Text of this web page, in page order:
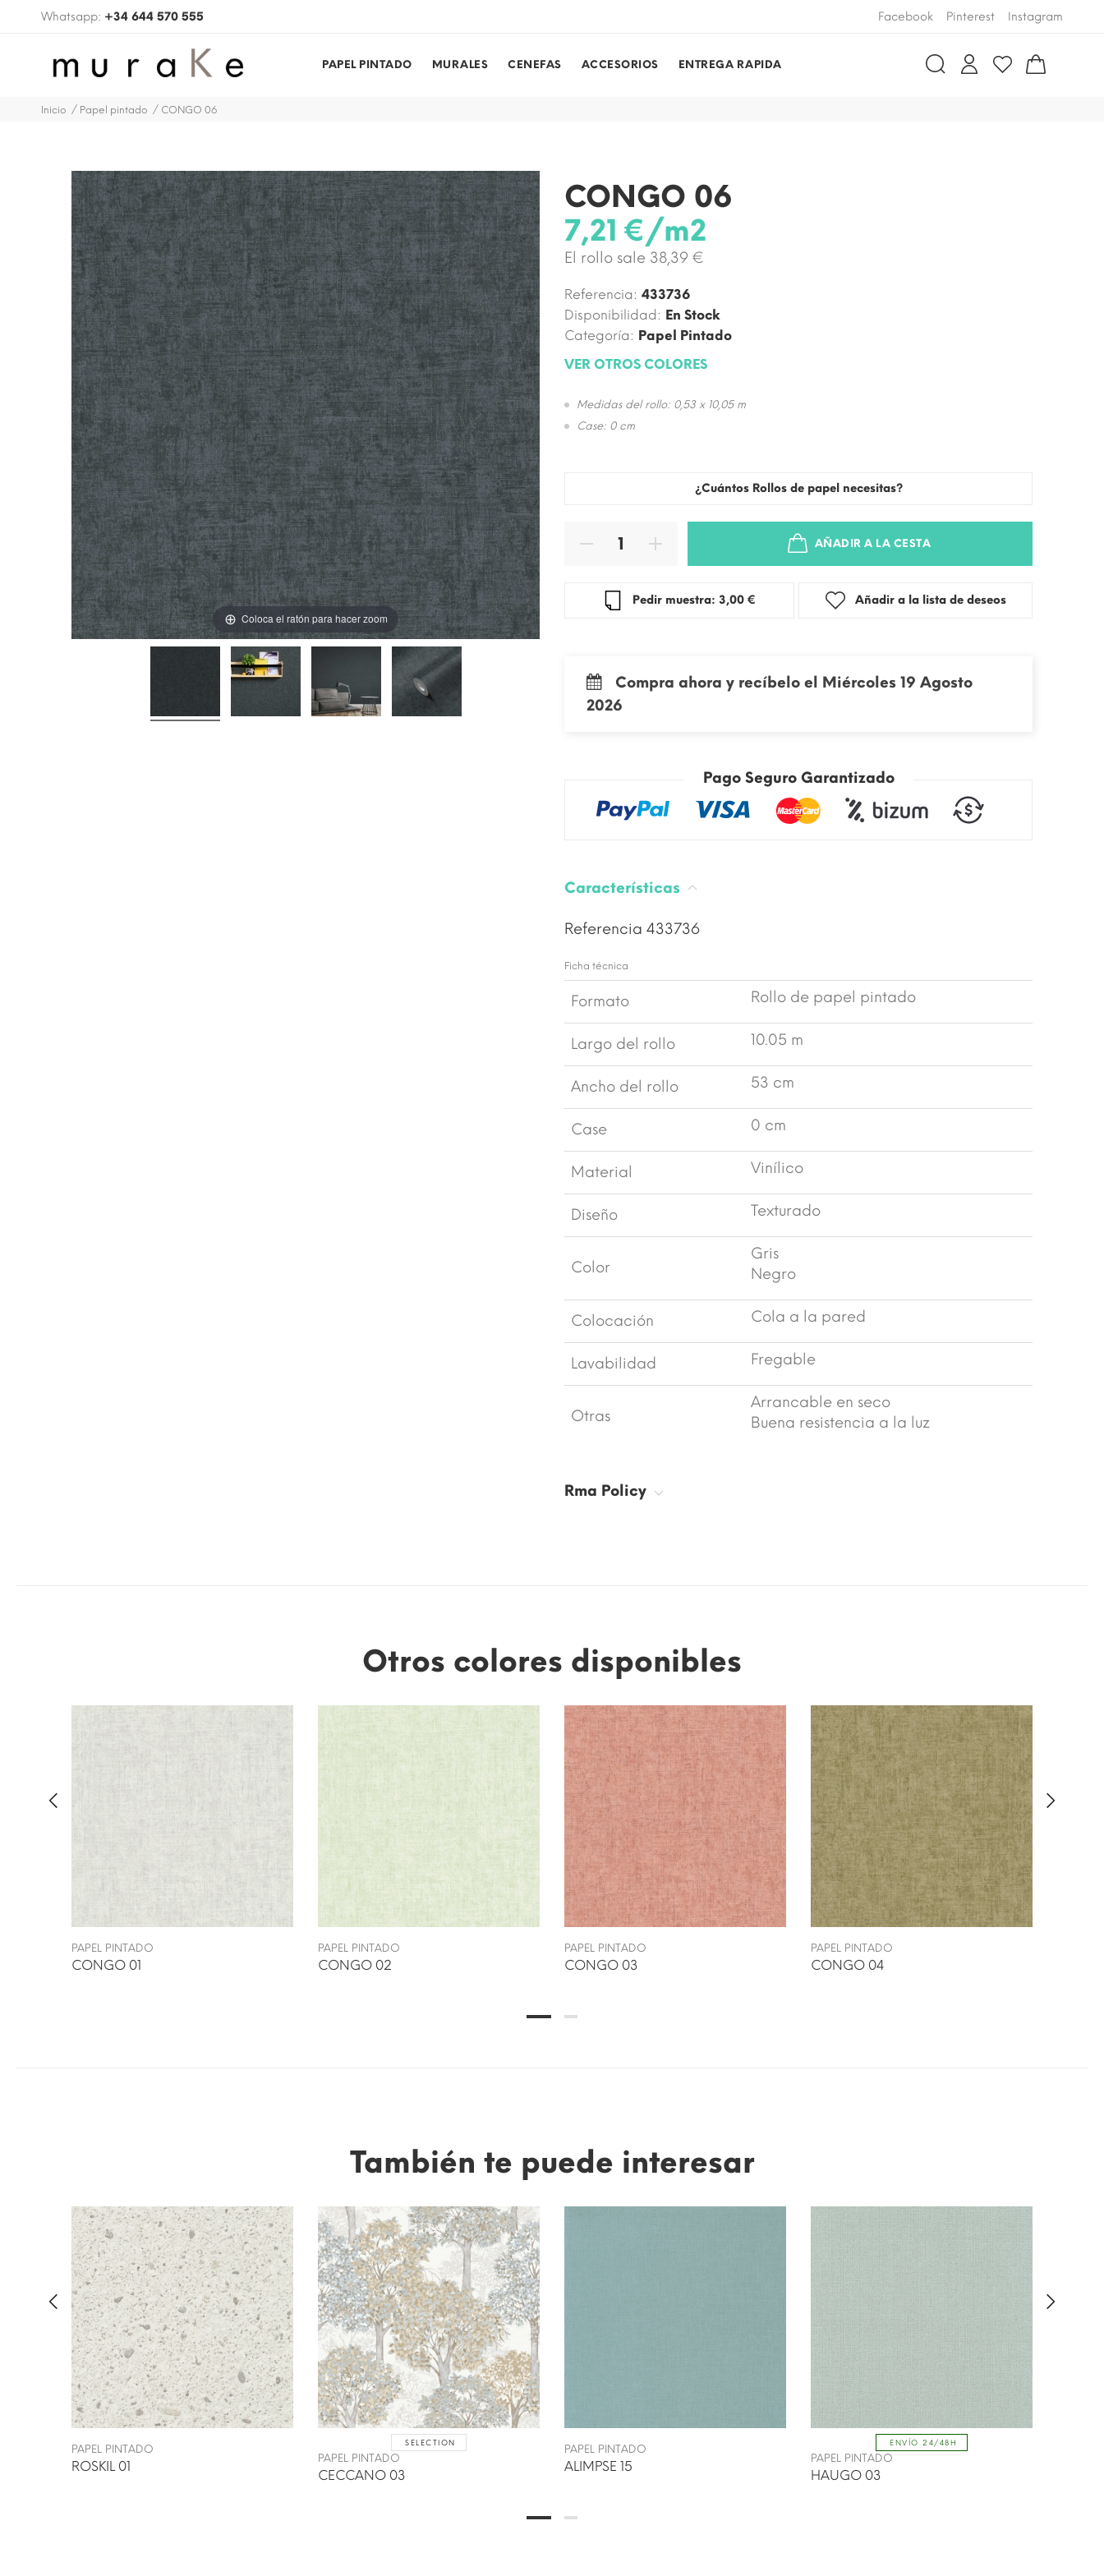
Whatsapp: +34 644 570 555 Facebook Pinterest Instagram
PAPEL PINTADO MURALES CENEFAS ACCESORIOS ENTREGA RAPIDA
Inicio Papel pintado CONGO 06
Coloca el ratón para hacer zoom
CONGO 06
7,21 €/m2
El rollo sale 38,39 €
Referencia: 433736
Disponibilidad: En Stock
Categoría: Papel Pintado
VER OTROS COLORES
Medidas del rollo: 0,53 x 10,05 m
Case: 0 cm
¿Cuántos Rollos de papel necesitas?
AÑADIR A LA CESTA
Pedir muestra: 3,00 € Añadir a la lista de deseos
Compra ahora y recíbelo el Miércoles 19 Agosto
2026
Pago Seguro Garantizado
Características
Referencia 433736
Ficha técnica
Formato Rollo de papel pintado
Largo del rollo 10.05 m
Ancho del rollo 53 cm
Case 0 cm
Material Vinílico
Diseño Texturado
Color
Gris
Negro
Colocación Cola a la pared
Lavabilidad Fregable
Otras
Arrancable en seco
Buena resistencia a la luz
Rma Policy
Otros colores disponibles
PAPEL PINTADO
CONGO 01
PAPEL PINTADO
CONGO 02
PAPEL PINTADO
CONGO 03
PAPEL PINTADO
CONGO 04
También te puede interesar
PAPEL PINTADO
ROSKIL 01
SELECTION
PAPEL PINTADO
CECCANO 03
PAPEL PINTADO
ALIMPSE 15
ENVÍO 24/48H
PAPEL PINTADO
HAUGO 03